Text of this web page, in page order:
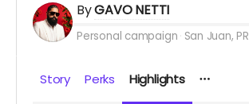
ByGAVO NETTI
Personal campaign San Juan, PR
Story Perks Highlights